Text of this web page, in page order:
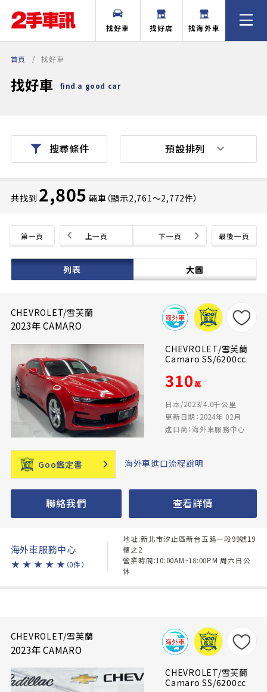
找好車 找好店 找海外車
首頁 找好車
找好車 find a good car
搜尋條件
共找到 2,805 輛車（顯示2,761〜2,772件）
第一頁 最後一頁
上一頁 下一頁
列表 大圖
預設排列
CHEVROLET/雪芙蘭
2023年 CAMARO
CHEVROLET/雪芙蘭
Camaro SS/6200cc
310萬
日本/2023/4.0千公里
更新日期：2024年 02月
進口商：海外車服務中心
Goo鑑定書 海外車進口流程說明
聯絡我們 查看詳情
海外車服務中心
★ ★ ★ ★ ★ （0件）
地址:新北市汐止區新台五路一段99號19
樓之2
營業時間:10:00AM~18:00PM 周六日公
休
CHEVROLET/雪芙蘭
2023年 CAMARO
CHEVROLET/雪芙蘭
Camaro SS/6200cc